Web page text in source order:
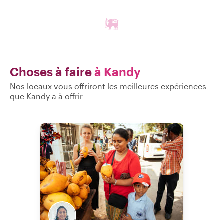
Choses à faireà Kandy
Nos locaux vous offriront les meilleures expériences
que Kandy a à offrir